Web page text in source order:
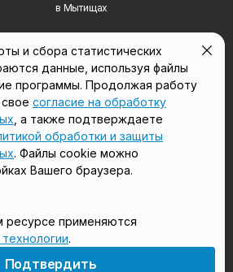
в Мытищах
в Люберцах
в Королёве
в Щёлково
18+
и сбора статистических
данные, используя файлы
программы. Продолжая работу
согласие на обработку
, а также подтверждаете
обработки и защиты
. Файлы cookie можно
Вашего браузера.
ресурсе применяются
.
Подтвердить